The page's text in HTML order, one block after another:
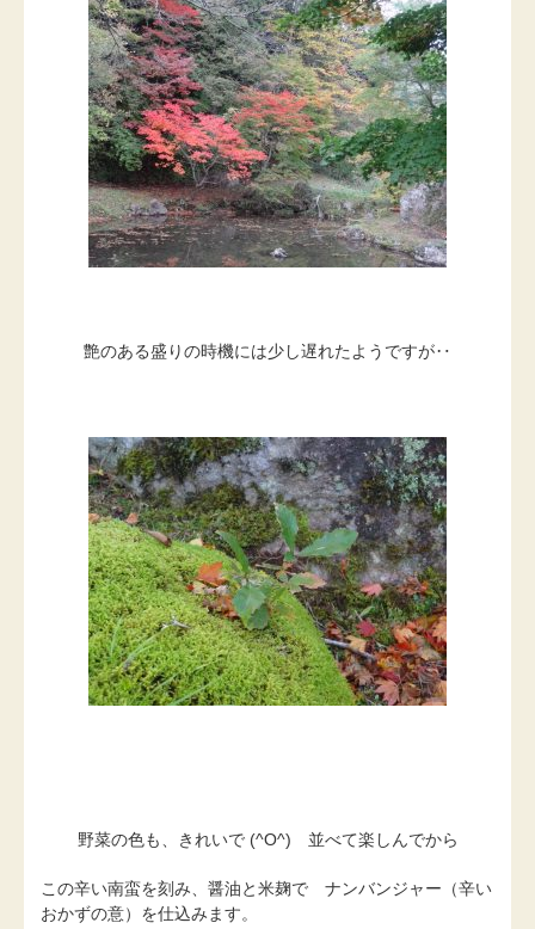
艶のある盛りの時機には少し遅れたようですが‥
野菜の色も、きれいで (^O^) 並べて楽しんでから
この辛い南蛮を刻み、醤油と米麹で ナンバンジャー（辛い
おかずの意）を仕込みます。